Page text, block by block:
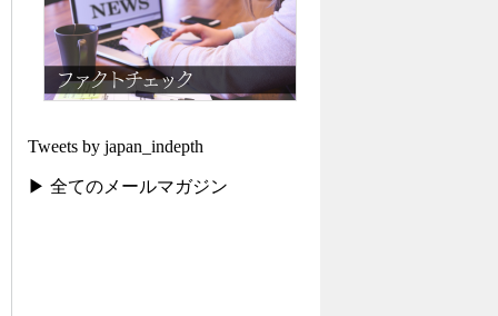
Tweets by japan_indepth
▶ 全てのメールマガジン